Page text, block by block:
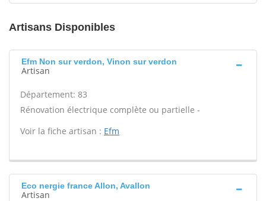
Artisans Disponibles
Efm Non sur verdon, Vinon sur verdon
Artisan
Département: 83
Rénovation électrique complète ou partielle -
Voir la fiche artisan : Efm
Eco nergie france Allon, Avallon
Artisan